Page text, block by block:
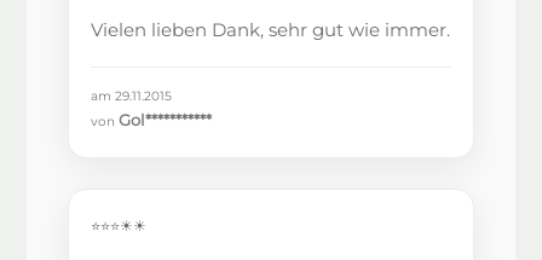
Vielen lieben Dank, sehr gut wie immer.
am 29.11.2015
vonGol***********
⭐⭐⭐☀☀